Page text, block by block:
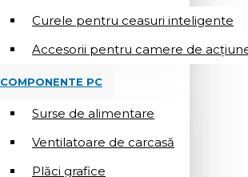
Curele pentru ceasuri inteligente
Accesorii pentru camere de
COMPONENTE PC
Surse de alimentare
Ventilatoare de carcasă
Plăci grafice